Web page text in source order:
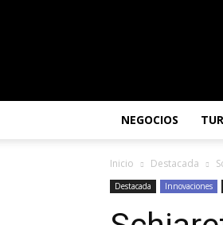
NEGOCIOS
Inicio Destacada
Destacada Innovaciones